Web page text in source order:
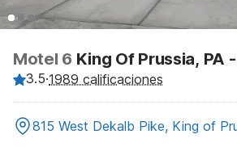
Motel 6 King Of Prussia, PA
3.5·1989 calificaciones
815 West Dekalb Pike, King of